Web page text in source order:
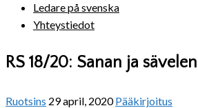
Ledare på svenska
Yhteystiedot
RS 18/20: Sanan ja
Ruotsins 29 april, 2020 Pääkirjoitus